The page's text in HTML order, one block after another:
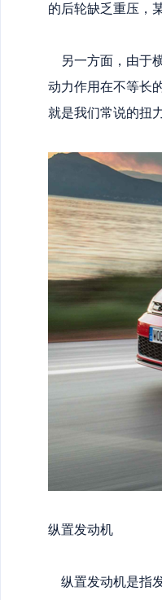
的后轮缺乏重压，
另一方面，由于
动力作用在不等长
就是我们常说的扭
纵置发动机
纵置发动机是指